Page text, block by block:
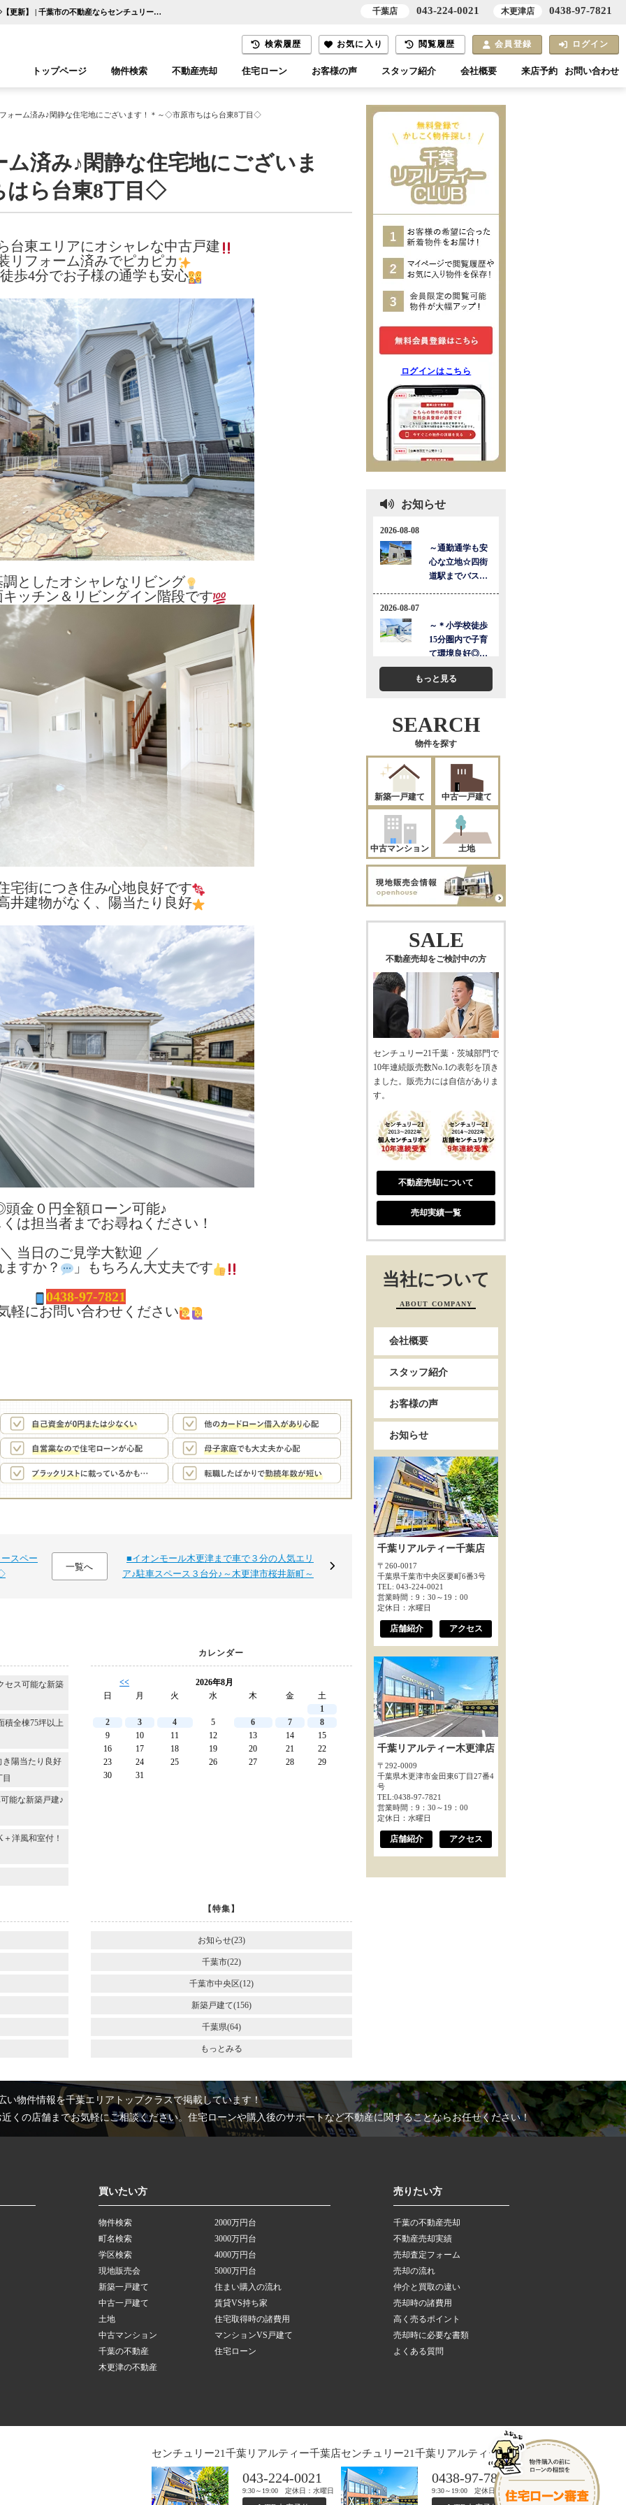
～＊内外装リフォーム済み♪閑静な住宅地にございます！＊～◇市原市ちはら台東8丁目◇【更新】 | 千葉市の不動産ならセンチュリー21千葉リアルティー
検索履歴 お気に入り 閲覧履歴 会員登録 ログイン
トップページ 物件検索
千葉エリア 木更津エリア
不動産売却 住宅ローン お客様の声 スタッフ紹介 会社概要 来店予約 お問い合わせ
ォーム済み♪閑静な住宅地にございます！＊～◇市原市ちはら台東8丁目◇
済み♪閑静な住宅地にございま
はら台東8丁目◇
台東エリアにオシャレな中古戸建
リフォーム済みでピカピカ
歩4分でお子様の通学も安心
調としたオシャレなリビング
ッチン＆リビングイン階段です
宅街につき住み心地良好です
井建物がなく、陽当たり良好
金０円全額ローン可能♪
担当者までお尋ねください！
＼ 当日のご見学大歓迎 ／
すか？
」もちろん大丈夫です
0438-97-7821
軽にお問い合わせください
スペー
一覧へ
■イオンモール木更津まで車で３分の人気エリ
ア♪駐車スペース３台分♪～木更津市桜井新町～
セス可能な新築
積全棟75坪以上
き陽当たり良好
能な新築戸建♪
洋風和室付！
カレンダー
<<
2026年8月
日
月 火 水 木 金
土
1
2
3 4 5 6 7
8
9
10 11 12 13 14
15
16
17 18 19 20 21
22
23
24 25 26 27 28
29
30
31
【特集】
お知らせ(23)
千葉市(22)
千葉市中央区(12)
新築戸建て(156)
千葉県(64)
もっとみる
ログインはこちら
お知らせ
もっと見る
SEARCH
物件を探す
新築一戸建て 中古一戸建て
中古マンション 土地
SALE
不動産売却をご検討中の方
センチュリー21千葉・茨城部門で
10年連続販売数No.1の表彰を頂き
ました。販売力には自信がありま
す。
不動産売却について
売却実績一覧
当社について
ABOUT COMPANY
会社概要
スタッフ紹介
お客様の声
お知らせ
千葉リアルティー千葉店
〒260-0017
千葉県千葉市中央区要町6番3号
TEL: 043-224-0021
営業時間：9：30～19：00
定休日：水曜日
店舗紹介 アクセス
千葉リアルティー木更津店
〒292-0009
千葉県木更津市金田東6丁目27番4
号
TEL:0438-97-7821
営業時間：9：30～19：00
定休日：水曜日
店舗紹介 アクセス
物件情報を千葉エリアトップクラスで掲載しています！
くの店舗までお気軽にご相談ください。住宅ローンや購入後のサポートなど不動産に関することならお任せください！
買いたい方
物件検索
町名検索
学区検索
現地販売会
新築一戸建て
中古一戸建て
土地
中古マンション
千葉の不動産
木更津の不動産
2000万円台
3000万円台
4000万円台
5000万円台
住まい購入の流れ
賃貸VS持ち家
住宅取得時の諸費用
マンションVS戸建て
住宅ローン
売りたい方
千葉の不動産売却
不動産売却実績
売却査定フォーム
売却の流れ
仲介と買取の違い
売却時の諸費用
高く売るポイント
売却時に必要な書類
よくある質問
センチュリー21千葉リアルティー千葉店
043-224-0021
9:30～19:00 定休日：水曜日
センチュリー21千葉リアルティー木更津店
0438-97-7821
9:30～19:00 定休日：水曜日
千葉店 043-224-0021 木更津店 0438-97-7821